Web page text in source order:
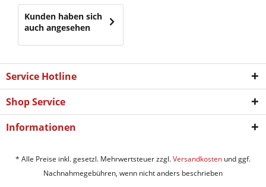
Kunden haben sich
auch angesehen
Service Hotline
Shop Service
Informationen
* Alle Preise inkl. gesetzl. Mehrwertsteuer zzgl.Versandkosten und ggf.
Nachnahmegebühren, wenn nicht anders beschrieben